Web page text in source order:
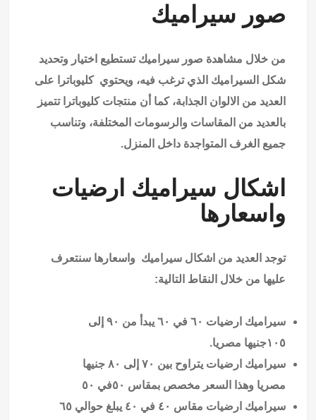
صور سيراميك
من خلال مشاهدة صور سيراميك تستطيع اختيار وتحديد
شكل السيراميك الذي ترغب فيه، ويحتوي كليوباترا على
العديد من الالوان الجذابة، كما أن منتجات كليوباترا تتميز
بالعديد من المقاسات والرسومات المختلفة، وتناسب
جميع الغرف المتواجدة داخل المنزل.
اشكال سيراميك ارضيات
واسعارها
توجد العديد من اشكال سيراميك واسعارها سنتعرف
عليها من خلال النقاط التالية:
سيراميك ارضيات ٦٠ في ٦٠ يبدأ من ٩٠ إلى
١٠٥جنيها مصريا.
سيراميك ارضيات يتراوح بين ٧٠ إلى ٨٠ جنيها
مصريا وهذا السعر مخصص بمقاس ٥٠في ٥٠
سيراميك ارضيات مقاس ٤٠ في ٤٠ يبلغ حوالي ٦٥